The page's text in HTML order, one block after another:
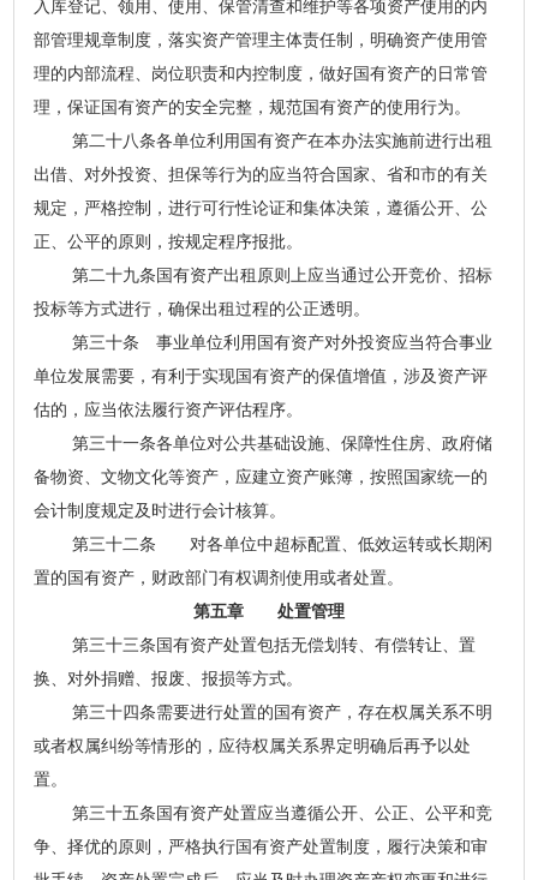
入库登记、领用、使用、保管清查和维护等各项资产使用的内
部管理规章制度，落实资产管理主体责任制，明确资产使用管
理的内部流程、岗位职责和内控制度，做好国有资产的日常管
理，保证国有资产的安全完整，规范国有资产的使用行为。
第二十八条各单位利用国有资产在本办法实施前进行出租
出借、对外投资、担保等行为的应当符合国家、省和市的有关
规定，严格控制，进行可行性论证和集体决策，遵循公开、公
正、公平的原则，按规定程序报批。
第二十九条国有资产出租原则上应当通过公开竞价、招标
投标等方式进行，确保出租过程的公正透明。
第三十条 事业单位利用国有资产对外投资应当符合事业
单位发展需要，有利于实现国有资产的保值增值，涉及资产评
估的，应当依法履行资产评估程序。
第三十一条各单位对公共基础设施、保障性住房、政府储
备物资、文物文化等资产，应建立资产账簿，按照国家统一的
会计制度规定及时进行会计核算。
第三十二条 对各单位中超标配置、低效运转或长期闲
置的国有资产，财政部门有权调剂使用或者处置。
第五章 处置管理
第三十三条国有资产处置包括无偿划转、有偿转让、置
换、对外捐赠、报废、报损等方式。
第三十四条需要进行处置的国有资产，存在权属关系不明
或者权属纠纷等情形的，应待权属关系界定明确后再予以处
置。
第三十五条国有资产处置应当遵循公开、公正、公平和竞
争、择优的原则，严格执行国有资产处置制度，履行决策和审